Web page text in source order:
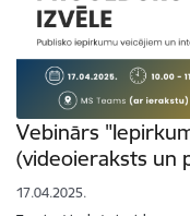
Vebinārs
(videoieraksts un
17.04.2025.